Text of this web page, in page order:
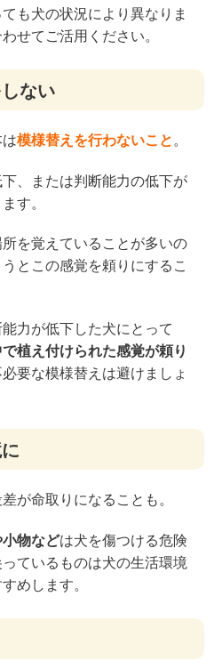
も犬の状況により異なりま
せてご活用ください。
ない
模様替えを行わないこと 。
、または判断能力の低下が
す。
を覚えていることが多いの
とこの感覚を頼りにするこ
力が低下した犬にとって
植え付けられた感覚が頼り
要な模様替えは避けましょ
が命取りになることも。
物などは犬を傷つける危険
ているものは犬の生活環境
めします。